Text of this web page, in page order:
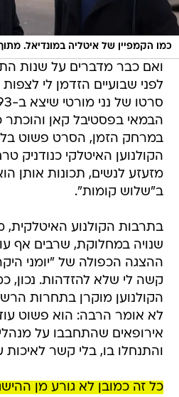
כמו הקמפיין של איטליה במונדיאל.
ואם כבר מדברים על שנות
לפני שבועיים הזדמן לי
הבמאי בפסטיבל קאן והוכתר
במרחק הזמן, הסרט פשוט
הקולנוען האיטלקי כנודניק
מזעזע לנשים, תכונות אותן
ב"שלוש קומות".
בתרבות הקולנוע האיטלקית,
שנויה במחלוקת, שרבים אף
ההצגה הכפולה של "יומני
קשה לי שלא להזדהות.
הקולנוען מוקרן בתחרות
לא אומר הרבה: הוא פשוט
אירופאים שהתחבבו על
והתנחלו בו, בלי קשר לאיכות
כל זה כמובן לא גורע מן